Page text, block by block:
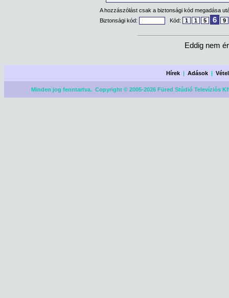
A hozzászólást csak a biztonsági kód megadása
Biztonsági kód:
Kód: 1 1 5 6 9
Eddig nem
Hírek |Adások |
Minden jog fenntartva. Copyright © 2005-2026 Füred Stúdió Televíziós